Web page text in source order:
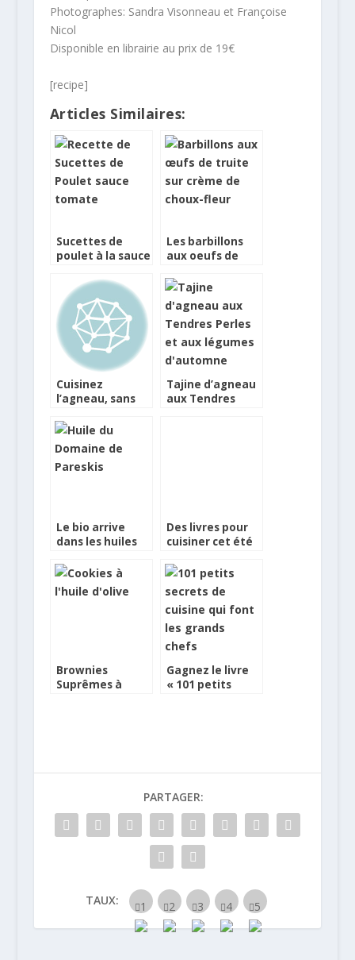
Photographes: Sandra Visonneau et Françoise
Nicol
Disponible en librairie au prix de 19€
[recipe]
Articles Similaires:
Sucettes de
poulet à la sauce
Les barbillons
aux oeufs de
de choux-fleur
Cuisinez
l’agneau, sans
tempo
Tajine d’agneau
aux Tendres
Le bio arrive
dans les huiles
Domaine de
Pareskis
Des livres pour
cuisiner cet été
Brownies
Suprêmes à
Gagnez le livre
« 101 petits
PARTAGER:
TAUX: